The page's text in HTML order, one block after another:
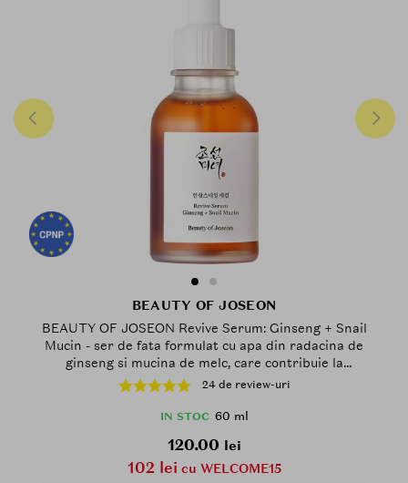
BEAUTY OF JOSEON
BEAUTY OF JOSEON Revive Serum: Ginseng + Snail
Mucin - ser de fata formulat cu apa din radacina de
ginseng si mucina de melc, care contribuie la
hidratarea pielii si la mentinerea confortului zilnic -
60 ml
24 de review-uri
IN STOC 60 ml
120.00 lei
102 lei cu WELCOME15